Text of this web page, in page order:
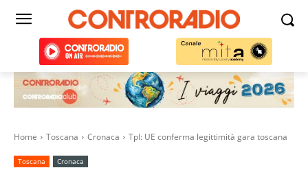
Home Toscana Cronaca Tpl: UE conferma legittimità gara toscana
Toscana Cronaca